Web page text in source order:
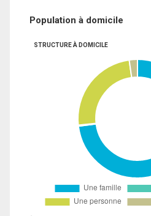
Population à domicile
STRUCTURE À DOMICILE